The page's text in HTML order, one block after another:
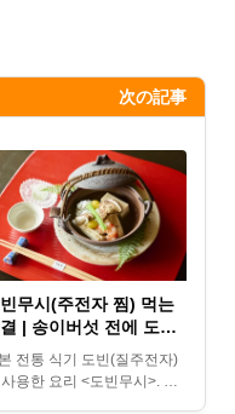
次の記事
무시(주전자 찜) 먹는
| 송이버섯 전에 도자
술잔으로 육수를 즐기는
법칙!
전통 식기 도빈(질주전자)
용한 요리 <도빈무시>. 송